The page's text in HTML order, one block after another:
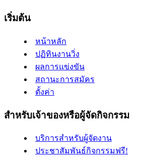
เริ่มต้น
หน้าหลัก
ปฏิทินงานวิ่ง
ผลการแข่งขัน
สถานะการสมัคร
ตั้งค่า
สำหรับเจ้าของหรือผู้จัดกิจกรรม
บริการสำหรับผู้จัดงาน
ประชาสัมพันธ์กิจกรรมฟรี!